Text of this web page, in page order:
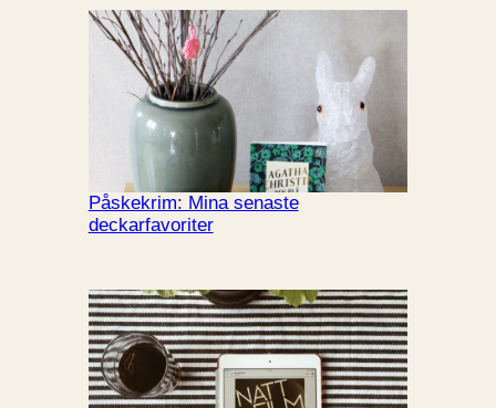
Påskekrim: Mina senaste
deckarfavoriter